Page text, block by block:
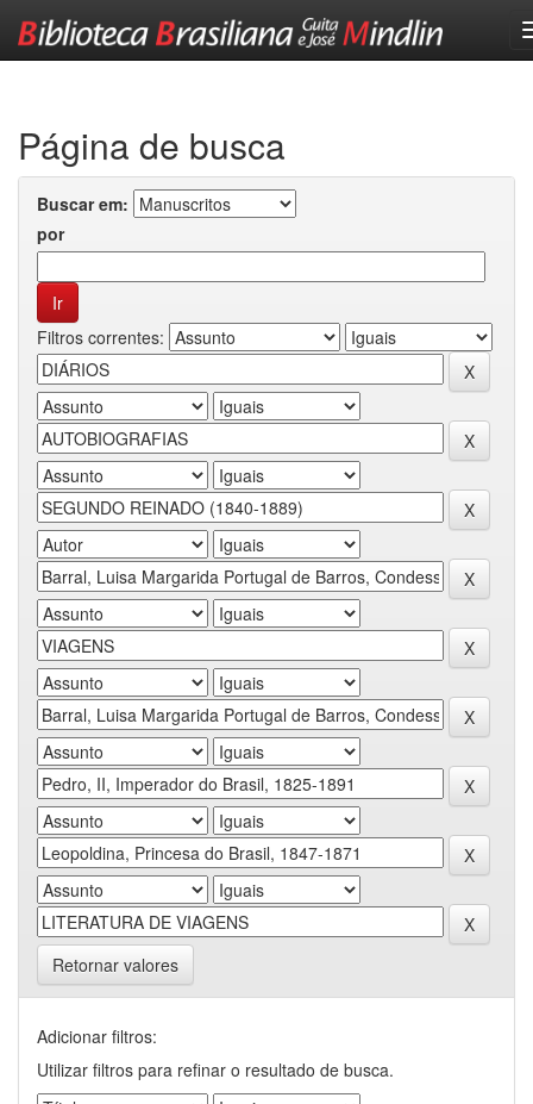
Página de busca
Buscar em:
por
Filtros correntes:
Retornar valores
Adicionar filtros:
Utilizar filtros para refinar o resultado de busca.